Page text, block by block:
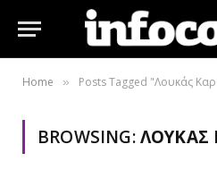
Home » Posts Tagged "Λουκάς
BROWSING:ΛΟΥΚΆΣ